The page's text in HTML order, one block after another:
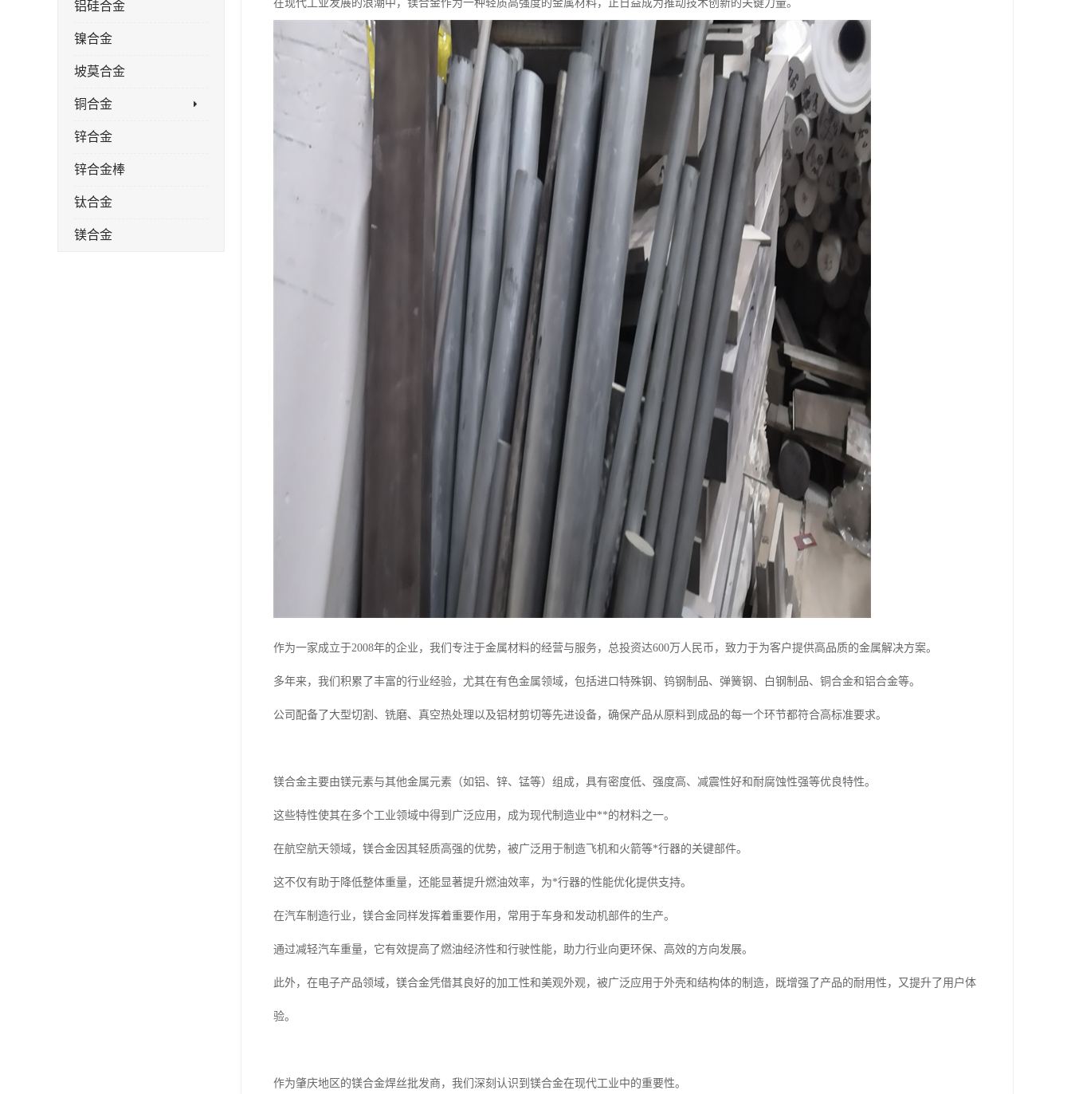
铝硅合金
镍合金
坡莫合金
铜合金
锌合金
锌合金棒
钛合金
镁合金
在现代工业发展的浪潮中，镁合金作为一种轻质高强度的金属材料，正日益成为推动技术创新的关键力量。
作为一家成立于2008年的企业，我们专注于金属材料的经营与服务，总投资达600万人民币，致力于为客户提供高品质的金属解决方案。
多年来，我们积累了丰富的行业经验，尤其在有色金属领域，包括进口特殊钢、钨钢制品、弹簧钢、白钢制品、铜合金和铝合金等。
公司配备了大型切割、铣磨、真空热处理以及铝材剪切等先进设备，确保产品从原料到成品的每一个环节都符合高标准要求。
镁合金主要由镁元素与其他金属元素（如铝、锌、锰等）组成，具有密度低、强度高、减震性好和耐腐蚀性强等优良特性。
这些特性使其在多个工业领域中得到广泛应用，成为现代制造业中**的材料之一。
在航空航天领域，镁合金因其轻质高强的优势，被广泛用于制造飞机和火箭等*行器的关键部件。
这不仅有助于降低整体重量，还能显著提升燃油效率，为*行器的性能优化提供支持。
在汽车制造行业，镁合金同样发挥着重要作用，常用于车身和发动机部件的生产。
通过减轻汽车重量，它有效提高了燃油经济性和行驶性能，助力行业向更环保、高效的方向发展。
此外，在电子产品领域，镁合金凭借其良好的加工性和美观外观，被广泛应用于外壳和结构体的制造，既增强了产品的耐用性，又提升了用户体
验。
作为肇庆地区的镁合金焊丝批发商，我们深刻认识到镁合金在现代工业中的重要性。